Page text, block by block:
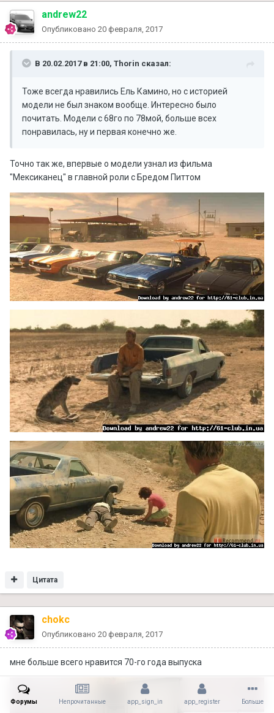
andrew22
Опубликовано 20 февраля, 2017
В 20.02.2017 в 21:00, Thorin сказал:
Тоже всегда нравились Ель Камино, но с историей
модели не был знаком вообще. Интересно было
почитать. Модели с 68го по 78мой, больше всех
понравилась, ну и первая конечно же.
Точно так же, впервые о модели узнал из фильма
"Мексиканец" в главной роли с Бредом Питтом
Цитата
chokc
Опубликовано 20 февраля, 2017
мне больше всего нравится 70-го года выпуска
Форумы Непрочитанные app_sign_in app_register Больше